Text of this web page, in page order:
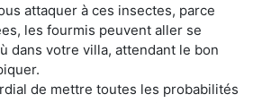
attaquer à ces insectes, parce
les fourmis peuvent aller se
dans votre villa, attendant le bon
de mettre toutes les probabilités